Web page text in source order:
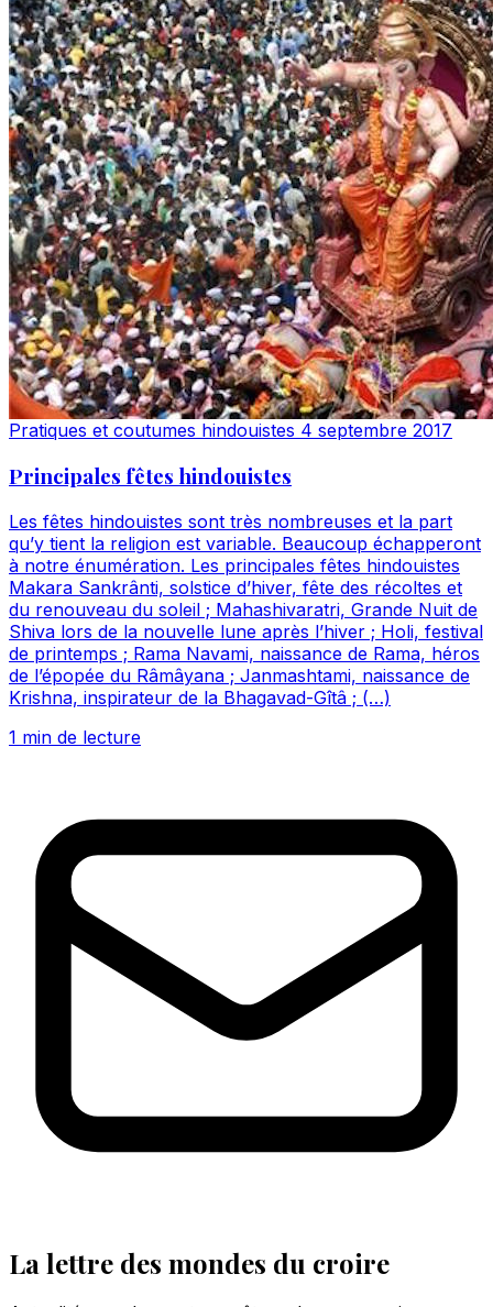
Pratiques et coutumes hindouistes 4 septembre 2017
Principales fêtes hindouistes
Les fêtes hindouistes sont très nombreuses et la part
qu’y tient la religion est variable. Beaucoup échapperont
à notre énumération. Les principales fêtes hindouistes
Makara Sankrânti, solstice d’hiver, fête des récoltes et
du renouveau du soleil ; Mahashivaratri, Grande Nuit de
Shiva lors de la nouvelle lune après l’hiver ; Holi, festival
de printemps ; Rama Navami, naissance de Rama, héros
de l’épopée du Râmâyana ; Janmashtami, naissance de
Krishna, inspirateur de la Bhagavad-Gîtâ ; (…)
1 min de lecture
La lettre des mondes du croire